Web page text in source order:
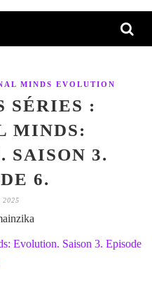
MINDS EVOLUTION
SÉRIES :
MINDS:
SAISON 3.
6.
2025